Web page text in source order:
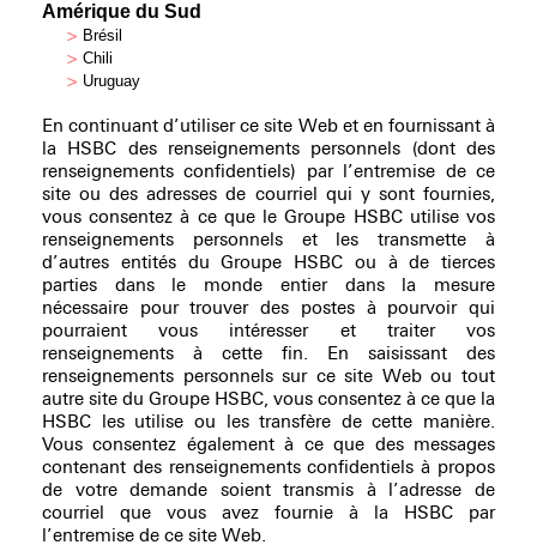
Amérique du Sud
> Brésil
> Chili
> Uruguay
En continuant d’utiliser ce site Web et en fournissant à
la HSBC des renseignements personnels (dont des
renseignements confidentiels) par l’entremise de ce
site ou des adresses de courriel qui y sont fournies,
vous consentez à ce que le Groupe HSBC utilise vos
renseignements personnels et les transmette à
d’autres entités du Groupe HSBC ou à de tierces
parties dans le monde entier dans la mesure
nécessaire pour trouver des postes à pourvoir qui
pourraient vous intéresser et traiter vos
renseignements à cette fin. En saisissant des
renseignements personnels sur ce site Web ou tout
autre site du Groupe HSBC, vous consentez à ce que la
HSBC les utilise ou les transfère de cette manière.
Vous consentez également à ce que des messages
contenant des renseignements confidentiels à propos
de votre demande soient transmis à l’adresse de
courriel que vous avez fournie à la HSBC par
l’entremise de ce site Web.